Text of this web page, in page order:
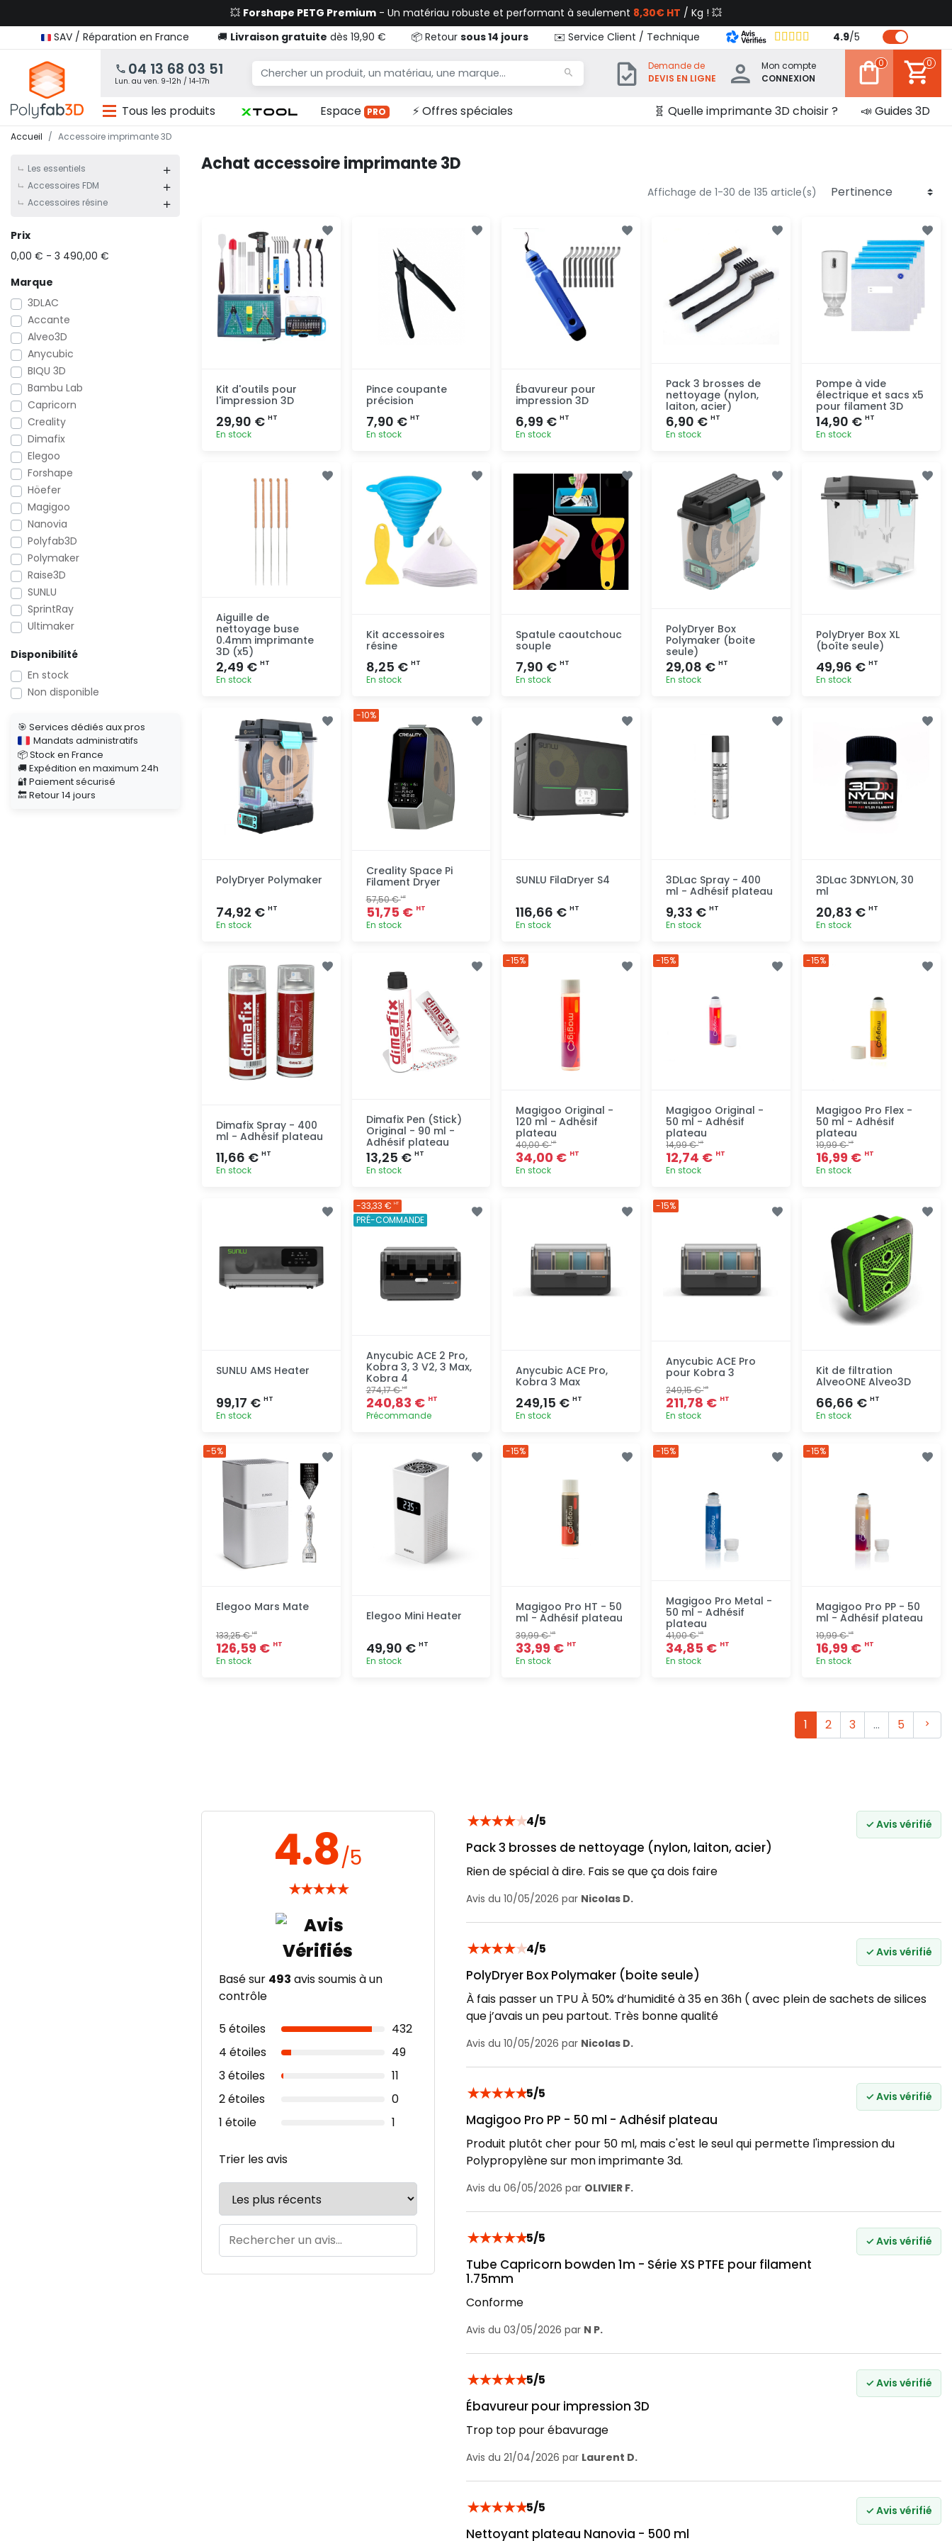
💥 Forshape PETG Premium - Un matériau robuste et performant à seulement 8,30€ HT / Kg ! 💥
SAV / Réparation en France
🚚 Livraison gratuite dès 19,90 € 📦 Retour sous 14 jours ✉️ Service Client / Technique 4.9/5
04 13 68 03 51
Lun. au ven. 9-12h / 14-17h
Demande de
DEVIS EN LIGNE
Mon compte
CONNEXION
0 0
Tous les produits Espace PRO ⚡ Offres spéciales 🧬 Quelle imprimante 3D choisir ? 📣 Guides 3D
Accueil Accessoire imprimante 3D
Les essentiels
Accessoires FDM
Accessoires résine
Prix
0,00 € - 3 490,00 €
Marque
3DLAC
Accante
Alveo3D
Anycubic
BIQU 3D
Bambu Lab
Capricorn
Creality
Dimafix
Elegoo
Forshape
Höefer
Magigoo
Nanovia
Polyfab3D
Polymaker
Raise3D
SUNLU
SprintRay
Ultimaker
Disponibilité
En stock
Non disponible
🎯 Services dédiés aux pros
Mandats administratifs
📦 Stock en France
🚚 Expédition en maximum 24h
🔐 Paiement sécurisé
🔙 Retour 14 jours
Achat accessoire imprimante 3D
Affichage de 1-30 de 135 article(s)
Kit d'outils pour
l'impression 3D
29,90 € HT
En stock
rapide
Pince coupante
précision
7,90 € HT
En stock
rapide
Ébavureur pour
impression 3D
6,99 €HT
En stock
rapide
Pack 3 brosses de
nettoyage (nylon,
laiton, acier)
6,90 €HT
En stock
rapide
Pompe à vide
électrique et sacs x5
pour filament 3D
14,90 €HT
En stock
rapide
Aiguille de
nettoyage buse
0.4mm imprimante
3D (x5)
2,49 € HT
En stock
rapide
Kit accessoires
résine
8,25 € HT
En stock
rapide
Spatule caoutchouc
souple
7,90 €HT
En stock
PolyDryer Box
Polymaker (boite
seule)
29,08 €HT
En stock
PolyDryer Box XL
(boîte seule)
49,96 €HT
En stock
PolyDryer Polymaker
74,92 € HT
En stock
rapide
Creality Space Pi
Filament Dryer
57,50 €HT
51,75 € HT
En stock
-10%
SUNLU FilaDryer S4
116,66 €HT
En stock
3DLac Spray - 400
ml - Adhésif plateau
9,33 €HT
En stock
3DLac 3DNYLON, 30
ml
20,83 €HT
En stock
Dimafix Spray - 400
ml - Adhésif plateau
11,66 € HT
En stock
Dimafix Pen (Stick)
Original - 90 ml -
Adhésif plateau
13,25 € HT
En stock
rapide
Magigoo Original -
120 ml - Adhésif
plateau
40,00 €HT
34,00 € HT
En stock
-15%
Magigoo Original -
50 ml - Adhésif
plateau
14,99 €HT
12,74 € HT
En stock
-15%
Magigoo Pro Flex -
50 ml - Adhésif
plateau
19,99 €HT
16,99 € HT
En stock
rapide
-15%
SUNLU AMS Heater
99,17 € HT
En stock
rapide
Anycubic ACE 2 Pro,
Kobra 3, 3 V2, 3 Max,
Kobra 4
274,17 €HT
240,83 € HT
Précommande
rapide
-33,33 € HT
PRÉ-COMMANDE
Anycubic ACE Pro,
Kobra 3 Max
249,15 €HT
En stock
Anycubic ACE Pro
pour Kobra 3
249,15 €HT
211,78 € HT
En stock
-15%
Kit de filtration
AlveoONE Alveo3D
66,66 €HT
En stock
Elegoo Mars Mate
133,25 €HT
126,59 € HT
En stock
-5%
Elegoo Mini Heater
49,90 € HT
En stock
Magigoo Pro HT - 50
ml - Adhésif plateau
39,99 €HT
33,99 € HT
En stock
-15%
Magigoo Pro Metal -
50 ml - Adhésif
plateau
41,00 €HT
34,85 € HT
En stock
-15%
Magigoo Pro PP - 50
ml - Adhésif plateau
19,99 €HT
16,99 € HT
En stock
-15%
1 2 3 … 5
4.8/5
★★★★★
Basé sur 493 avis soumis à un
contrôle
5 étoiles
432
4 étoiles
49
3 étoiles
11
2 étoiles
0
1 étoile
1
Trier les avis
★★★★★4/5
Pack 3 brosses de nettoyage (nylon, laiton, acier)
✓ Avis vérifié
Rien de spécial à dire. Fais se que ça dois faire
Avis du 10/05/2026 par Nicolas D.
★★★★★4/5
PolyDryer Box Polymaker (boite seule)
✓ Avis vérifié
À fais passer un TPU À 50% d’humidité à 35 en 36h ( avec plein de sachets de silices
que j’avais un peu partout. Très bonne qualité
Avis du 10/05/2026 par Nicolas D.
★★★★★5/5
Magigoo Pro PP - 50 ml - Adhésif plateau
✓ Avis vérifié
Produit plutôt cher pour 50 ml, mais c'est le seul qui permette l'impression du
Polypropylène sur mon imprimante 3d.
Avis du 06/05/2026 par OLIVIER F.
★★★★★5/5
Tube Capricorn bowden 1m - Série XS PTFE pour filament
1.75mm
✓ Avis vérifié
Conforme
Avis du 03/05/2026 par N P.
★★★★★5/5
Ébavureur pour impression 3D
✓ Avis vérifié
Trop top pour ébavurage
Avis du 21/04/2026 par Laurent D.
★★★★★5/5
Nettoyant plateau Nanovia - 500 ml
✓ Avis vérifié